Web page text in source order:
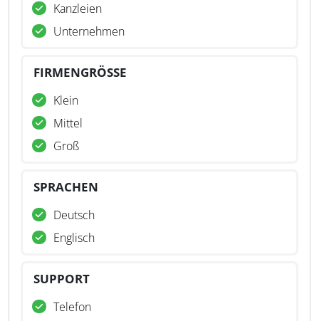
Kanzleien
Unternehmen
FIRMENGRÖSSE
Klein
Mittel
Groß
SPRACHEN
Deutsch
Englisch
SUPPORT
Telefon